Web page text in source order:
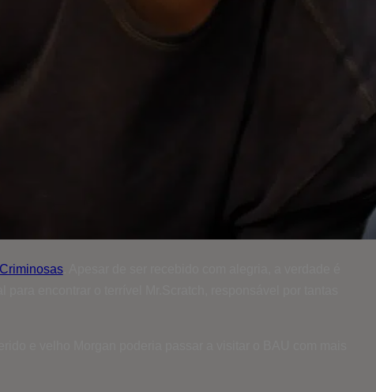
. Apesar de ser recebido com alegria, a verdade é